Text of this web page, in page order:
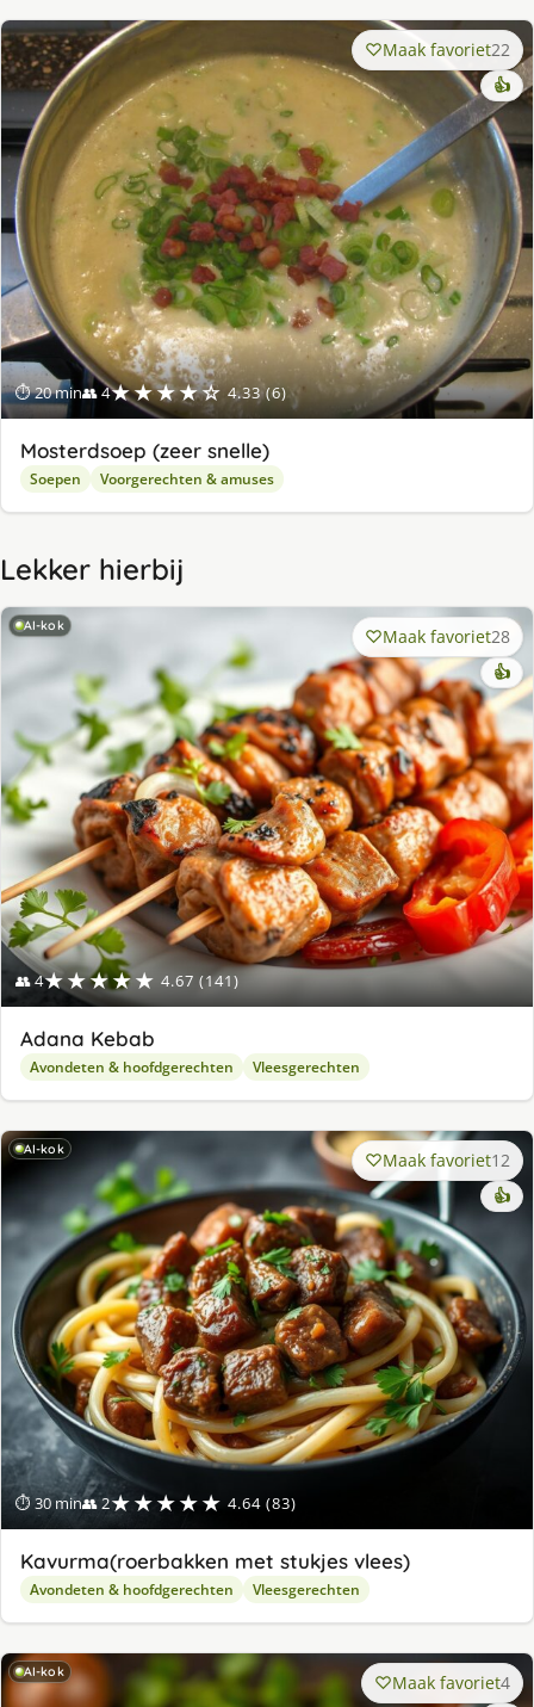
⏱ 20 min👥 4★★★★☆ 4.33 (6)
Maak favoriet22
👍
Mosterdsoep (zeer snelle)
Soepen Voorgerechten & amuses
Lekker hierbij
AI-kok
👥 4★★★★★ 4.67 (141)
Maak favoriet28
👍
Adana Kebab
Avondeten & hoofdgerechten Vleesgerechten
AI-kok
⏱ 30 min👥 2★★★★★ 4.64 (83)
Maak favoriet12
👍
Kavurma(roerbakken met stukjes vlees)
Avondeten & hoofdgerechten Vleesgerechten
AI-kok Maak favoriet4